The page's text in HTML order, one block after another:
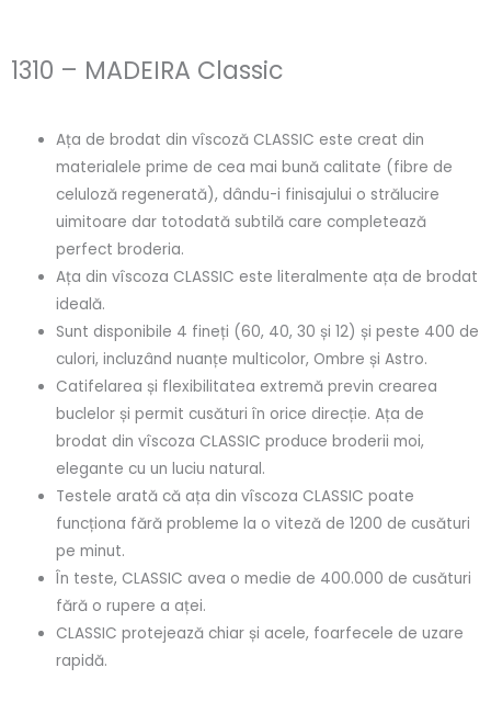
1310 – MADEIRA Classic
Ața de brodat din vîscoză CLASSIC este creat din
materialele prime de cea mai bună calitate (fibre de
celuloză regenerată), dându-i finisajului o strălucire
uimitoare dar totodată subtilă care completează
perfect broderia.
Ața din vîscoza CLASSIC este literalmente ața de brodat
ideală.
Sunt disponibile 4 fineți (60, 40, 30 și 12) și peste 400 de
culori, incluzând nuanțe multicolor, Ombre și Astro.
Catifelarea și flexibilitatea extremă previn crearea
buclelor și permit cusături în orice direcție. Ața de
brodat din vîscoza CLASSIC produce broderii moi,
elegante cu un luciu natural.
Testele arată că ața din vîscoza CLASSIC poate
funcționa fără probleme la o viteză de 1200 de cusături
pe minut.
În teste, CLASSIC avea o medie de 400.000 de cusături
fără o rupere a aței.
CLASSIC protejează chiar și acele, foarfecele de uzare
rapidă.